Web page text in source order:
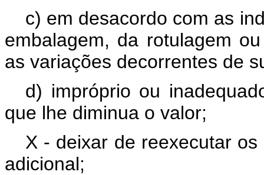
c) em desacordo com as
embalagem, da rotulagem
as variações decorrentes de
d) impróprio ou
que lhe diminua o valor;
X - deixar de reexecutar
adicional;